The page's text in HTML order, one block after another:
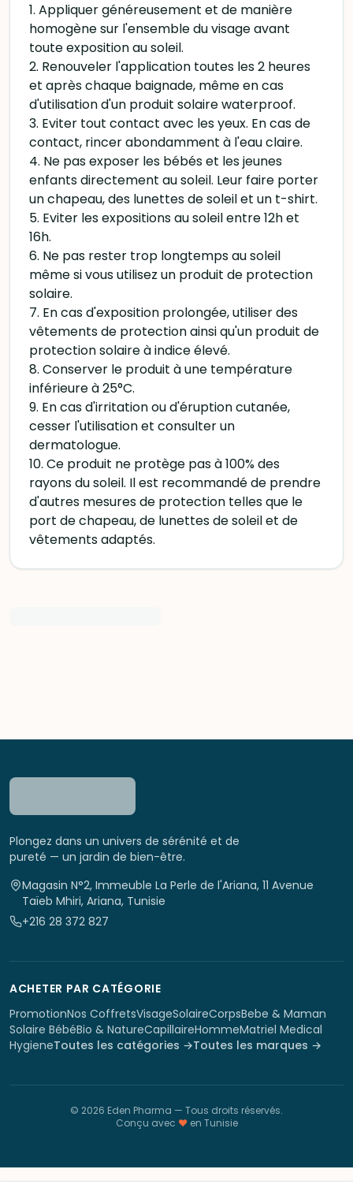
1. Appliquer généreusement et de manière
homogène sur l'ensemble du visage avant
toute exposition au soleil.
2. Renouveler l'application toutes les 2 heures
et après chaque baignade, même en cas
d'utilisation d'un produit solaire waterproof.
3. Eviter tout contact avec les yeux. En cas de
contact, rincer abondamment à l'eau claire.
4. Ne pas exposer les bébés et les jeunes
enfants directement au soleil. Leur faire porter
un chapeau, des lunettes de soleil et un t-shirt.
5. Eviter les expositions au soleil entre 12h et
16h.
6. Ne pas rester trop longtemps au soleil
même si vous utilisez un produit de protection
solaire.
7. En cas d'exposition prolongée, utiliser des
vêtements de protection ainsi qu'un produit de
protection solaire à indice élevé.
8. Conserver le produit à une température
inférieure à 25°C.
9. En cas d'irritation ou d'éruption cutanée,
cesser l'utilisation et consulter un
dermatologue.
10. Ce produit ne protège pas à 100% des
rayons du soleil. Il est recommandé de prendre
d'autres mesures de protection telles que le
port de chapeau, de lunettes de soleil et de
vêtements adaptés.
Plongez dans un univers de sérénité et de
pureté — un jardin de bien-être.
Magasin N°2, Immeuble La Perle de l'Ariana, 11 Avenue
Taïeb Mhiri, Ariana, Tunisie
+216 28 372 827
ACHETER PAR CATÉGORIE
PromotionNos CoffretsVisageSolaireCorpsBebe & Maman
Solaire BébéBio & NatureCapillaireHommeMatriel Medical
HygieneToutes les catégories →Toutes les marques →
© 2026 Eden Pharma — Tous droits réservés.
Conçu avec ♥en Tunisie